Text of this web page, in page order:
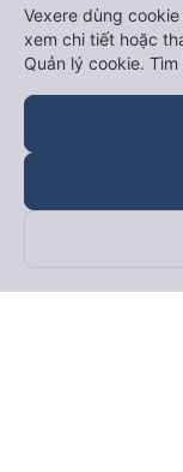
Theo dõi
Vexere dùng
xem chi tiết hoặc
Quản lý cookie.